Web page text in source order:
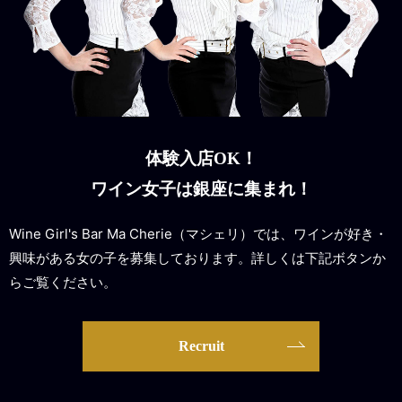
体験入店OK！
ワイン女子は銀座に集まれ！
Wine Girl's Bar Ma Cherie（マシェリ）では、ワインが好き・
興味がある女の子を募集しております。詳しくは下記ボタンか
らご覧ください。
Recruit